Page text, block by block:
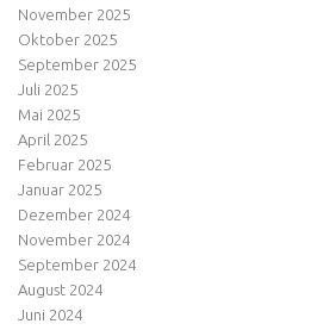
November 2025
Oktober 2025
September 2025
Juli 2025
Mai 2025
April 2025
Februar 2025
Januar 2025
Dezember 2024
November 2024
September 2024
August 2024
Juni 2024